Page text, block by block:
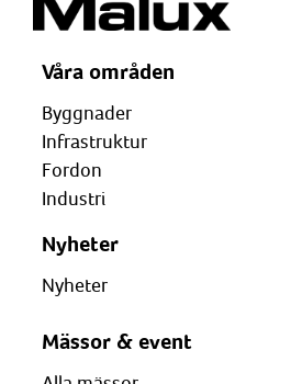
Våra områden
Byggnader
Infrastruktur
Fordon
Industri
Nyheter
Nyheter
Mässor & event